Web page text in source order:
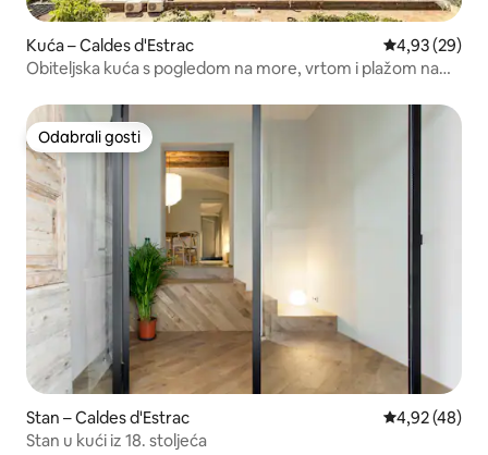
Kuća – Caldes d'Estrac Prosječna
4,93 (29)
Obiteljska kuća s pogledom na more, vrtom i plažom na
Odabrali gosti
Odabrali gosti
Stan – Caldes d'Estrac Prosječna
4,92 (48)
Stan u kući iz 18. stoljeća